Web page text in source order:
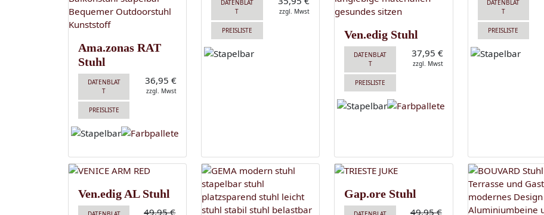
Ama.zonas RAT
Stuhl
DATENBLAT
T
PREISLISTE
36,95 €
zzgl. Mwst
DATENBLAT
T
PREISLISTE
zzgl. Mwst
Ven.edig Stuhl
DATENBLAT
T
PREISLISTE
37,95 €
zzgl. Mwst
DATENBLAT
T
PREISLISTE
Ven.edig AL Stuhl
49,95 €
Gap.ore Stuhl
49,95 €